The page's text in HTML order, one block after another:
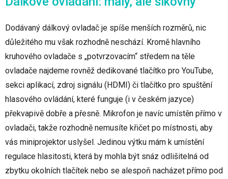
Dodávaný dálkový ovladač je spíše menších rozměrů, nic
důležitého mu však rozhodně neschází. Kromě hlavního
kruhového ovladače s „potvrzovacím“ středem na těle
ovladače najdeme rovněž dedikované tlačítko pro YouTube,
sekci aplikací, zdroj signálu (HDMI) či tlačítko pro spuštění
hlasového ovládání, které funguje (i v českém jazyce)
překvapivě dobře a přesně. Mikrofon je navíc umístěn přímo v
ovladači, takže rozhodně nemusíte křičet po místnosti, aby
vás miniprojektor uslyšel. Jedinou výtku mám k umístění
regulace hlasitosti, která by mohla být snáz odlišitelná od
zbytku okolních tlačítek nebo se alespoň nacházet přímo pod